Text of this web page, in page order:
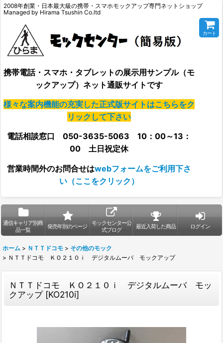
2008年創業・日本最大級の携帯・スマホモックアップ専門ネットショップ
Managed by Hirama Tsushin Co.ltd
携帯電話・スマホ・タブレットの展示用サンプル（モ
ックアップ）ネット通販サイトです
様々な案内機能の充実した正式版サイトはこちらをク
リックして下さい
電話相談窓口 050-3635-5063 10：00～13：
00 土日祝定休
営業時間外のお問合せはwebフォームをご利用下さ
い（ここをクリック）
カート
通信キャリア別商
品一覧
発売年別のページ
モックセンター公
式ブログ
最近入荷した商品 ログイン
ホーム > ＮＴＴドコモ > その他のモック
> ＮＴＴドコモ ＫＯ２１０ｉ デジタルムーバ モックアップ
ＮＴＴドコモ ＫＯ２１０ｉ デジタルムーバ モッ
クアップ [KO210i]